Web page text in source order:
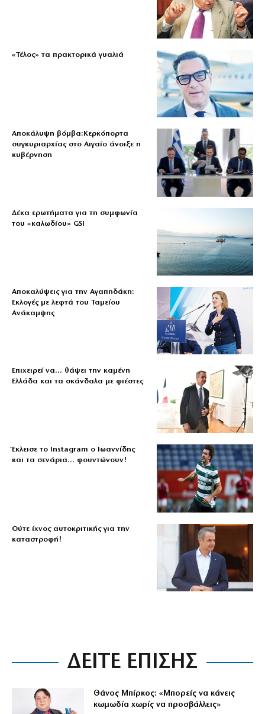
«Τέλος» τα πρακτορικά γυαλιά
Αποκάλυψη βόμβα:Κερκόπορτα
συγκυριαρχίας στο Αιγαίο άνοιξε η
κυβέρνηση
Δέκα ερωτήματα για τη συμφωνία
του «καλωδίου» GSI
Αποκαλύψεις για την Αγαπηδάκη:
Εκλογές με λεφτά του Ταμείου
Ανάκαμψης
Επιχειρεί να… θάψει την καμένη
Ελλάδα και τα σκάνδαλα με φιέστες
Έκλεισε το Instagram ο Ιωαννίδης
και τα σενάρια… φουντώνουν!
Ούτε ίχνος αυτοκριτικής για την
καταστροφή!
ΔΕΙΤΕ ΕΠΙΣΗΣ
Θάνος Μπίρκος: «Μπορείς να κάνεις
κωμωδία χωρίς να προσβάλλεις»